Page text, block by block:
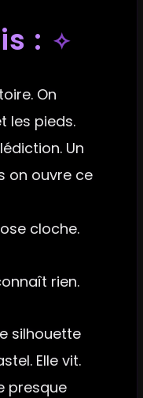
:
On
les pieds.
Un
on ouvre ce
cloche.
rien.
silhouette
Elle vit.
presque